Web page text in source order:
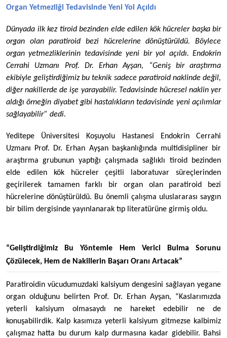
Organ Yetmezliği Tedavisinde Yeni Yol Açıldı
Dünyada ilk kez tiroid bezinden elde edilen kök hücreler başka bir
organ olan paratiroid bezi hücrelerine dönüştürüldü. Böylece
organ yetmezliklerinin tedavisinde yeni bir yol açıldı. Endokrin
Cerrahi Uzmanı Prof. Dr. Erhan Ayşan, “Geniş bir araştırma
ekibiyle geliştirdiğimiz bu teknik sadece paratiroid naklinde değil,
diğer nakillerde de işe yarayabilir. Tedavisinde hücresel naklin yer
aldığı örneğin diyabet gibi hastalıkların tedavisinde yeni açılımlar
sağlayabilir” dedi.
Yeditepe Üniversitesi Koşuyolu Hastanesi Endokrin Cerrahi
Uzmanı Prof. Dr. Erhan Ayşan başkanlığında multidisipliner bir
araştırma grubunun yaptığı çalışmada sağlıklı tiroid bezinden
elde edilen kök hücreler çeşitli laboratuvar süreçlerinden
geçirilerek tamamen farklı bir organ olan paratiroid bezi
hücrelerine dönüştürüldü. Bu önemli çalışma uluslararası saygın
bir bilim dergisinde yayınlanarak tıp literatürüne girmiş oldu.
“Geliştirdiğimiz Bu Yöntemle Hem Verici Bulma Sorunu
Çözülecek, Hem de Nakillerin Başarı Oranı Artacak”
Paratiroidin vücudumuzdaki kalsiyum dengesini sağlayan yegane
organ olduğunu belirten Prof. Dr. Erhan Ayşan, “Kaslarımızda
yeterli kalsiyum olmasaydı ne hareket edebilir ne de
konuşabilirdik. Kalp kasımıza yeterli kalsiyum gitmezse kalbimiz
çalışmaz hatta bu durum kalp durmasına kadar gidebilir. Bahsi